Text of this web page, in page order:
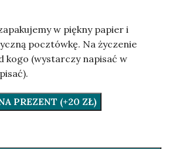
w piękny papier i
pocztówkę. Na życzenie
kogo (wystarczy napisać w
PREZENT (+20 ZŁ)